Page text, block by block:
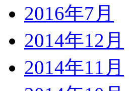
2016年7月
2014年12月
2014年11月